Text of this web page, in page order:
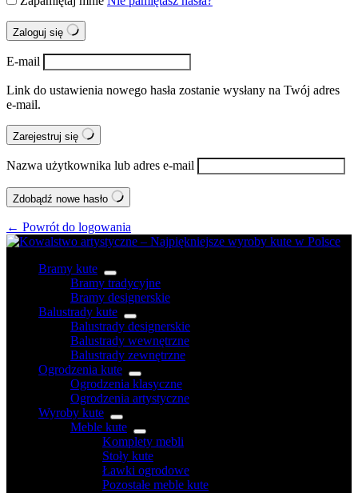
Zaloguj się
E-mail
Link do ustawienia nowego hasła zostanie wysłany na Twój adres
e-mail.
Zarejestruj się
Nazwa użytkownika lub adres e-mail
Zdobądź nowe hasło
← Powrót do logowania
Bramy kute
Bramy tradycyjne
Bramy designerskie
Balustrady kute
Balustrady designerskie
Balustrady wewnętrzne
Balustrady zewnętrzne
Ogrodzenia kute
Ogrodzenia klasyczne
Ogrodzenia artystyczne
Wyroby kute
Meble kute
Komplety mebli
Stoły kute
Ławki ogrodowe
Pozostałe meble kute